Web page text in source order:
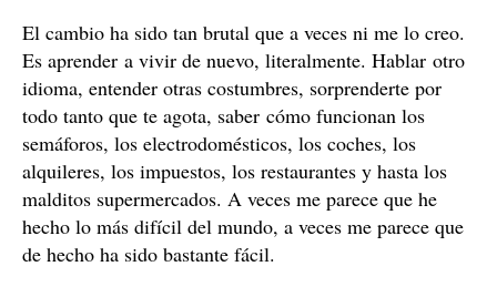
El cambio ha sido tan brutal que a veces ni me lo creo.
Es aprender a vivir de nuevo, literalmente. Hablar otro
idioma, entender otras costumbres, sorprenderte por
todo tanto que te agota, saber cómo funcionan los
semáforos, los electrodomésticos, los coches, los
alquileres, los impuestos, los restaurantes y hasta los
malditos supermercados. A veces me parece que he
hecho lo más difícil del mundo, a veces me parece que
de hecho ha sido bastante fácil.